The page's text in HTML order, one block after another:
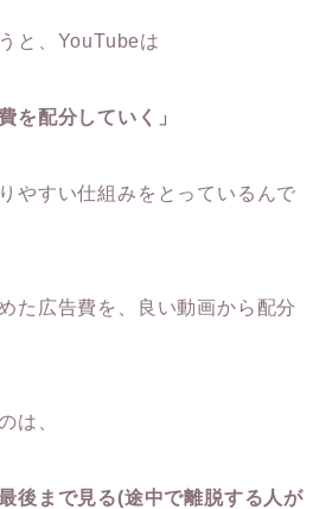
と、YouTubeは
を配分していく」
やすい仕組みをとっているんで
た広告費を、良い動画から配分
は、
後まで見る(途中で離脱する人が